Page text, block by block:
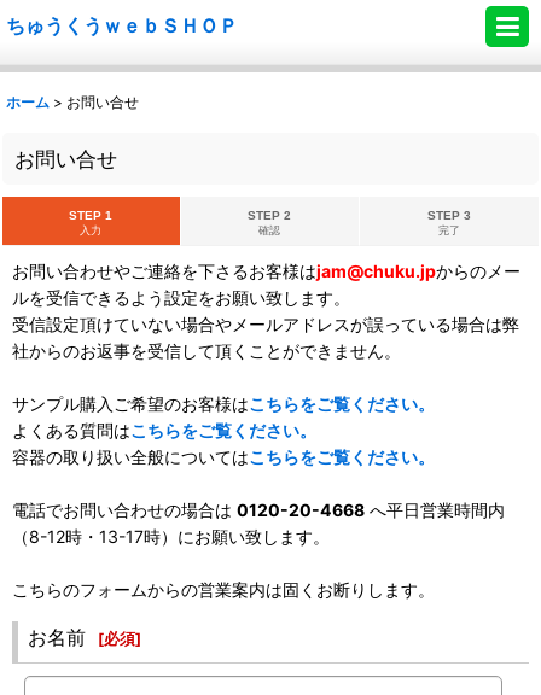
ちゅうくうｗｅｂＳＨＯＰ
ホーム > お問い合せ
お問い合せ
STEP 1
入力
STEP 2
確認
STEP 3
完了
お問い合わせやご連絡を下さるお客様はjam@chuku.jpからのメー
ルを受信できるよう設定をお願い致します。
受信設定頂けていない場合やメールアドレスが誤っている場合は弊
社からのお返事を受信して頂くことができません。
サンプル購入ご希望のお客様はこちらをご覧ください。
よくある質問はこちらをご覧ください。
容器の取り扱い全般についてはこちらをご覧ください。
電話でお問い合わせの場合は 0120-20-4668 へ平日営業時間内
（8-12時・13-17時）にお願い致します。
こちらのフォームからの営業案内は固くお断りします。
お名前 [必須]